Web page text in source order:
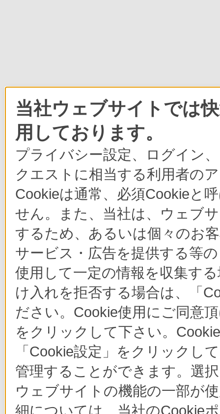
当社ウェブサイトでは
用しております。
プライバシー設定、ログイン
クエストに相当する利用者の
Cookieは通常、必須Cookieと
せん。また、当社は、ウェブ
するため、あるいは個々のお
サービス・広告を提供する等
使用して一定の情報を収集す
け入れを拒否する場合は、「
ださい。Cookie使用にご同意
をクリックして下さい。
「Cookie設定」をクリックし
管理することができます。選
ウェブサイトの機能の一部が
細については、当社のCookie